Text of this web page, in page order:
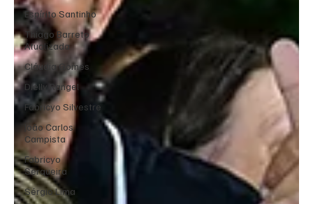
Espírito Santinho
Thiago Barreto
Atualizada
Cláudia Gomes
Dielly Rangel
Fabricyo Silvestre
João Carlos
Campista
Fabricyo
Serqueira
Sérgio Lima